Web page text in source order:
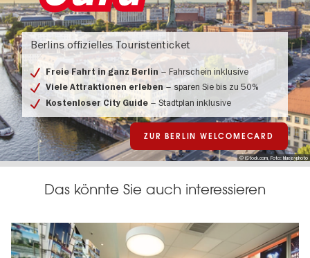
© iStock.com, Foto: bluejayphoto
Berlin
Welcome
Card
-
allgemein
Berlins offizielles Touristenticket
Freie Fahrt in ganz Berlin – Fahrschein inklusive
Viele Attraktionen erleben– sparen Sie bis zu 50%
Kostenloser City Guide – Stadtplan inklusive
ZUR BERLIN WELCOMECARD
Das könnte Sie auch interessieren